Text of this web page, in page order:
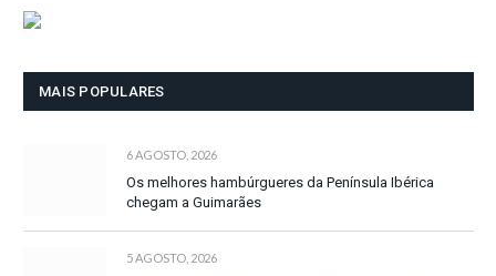
MAIS POPULARES
6 AGOSTO, 2026
Os melhores hambúrgueres da Península Ibérica
chegam a Guimarães
5 AGOSTO, 2026